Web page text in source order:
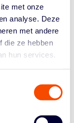
met onze
analyse. Deze
met andere
die ze hebben
hun services.
van de
zijn
of de door
tijdstippen